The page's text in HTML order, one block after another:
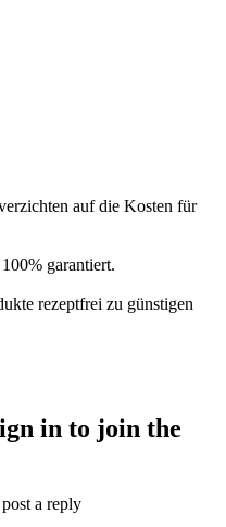
auf die Kosten für
garantiert.
rezeptfrei zu günstigen
in to join the
a reply